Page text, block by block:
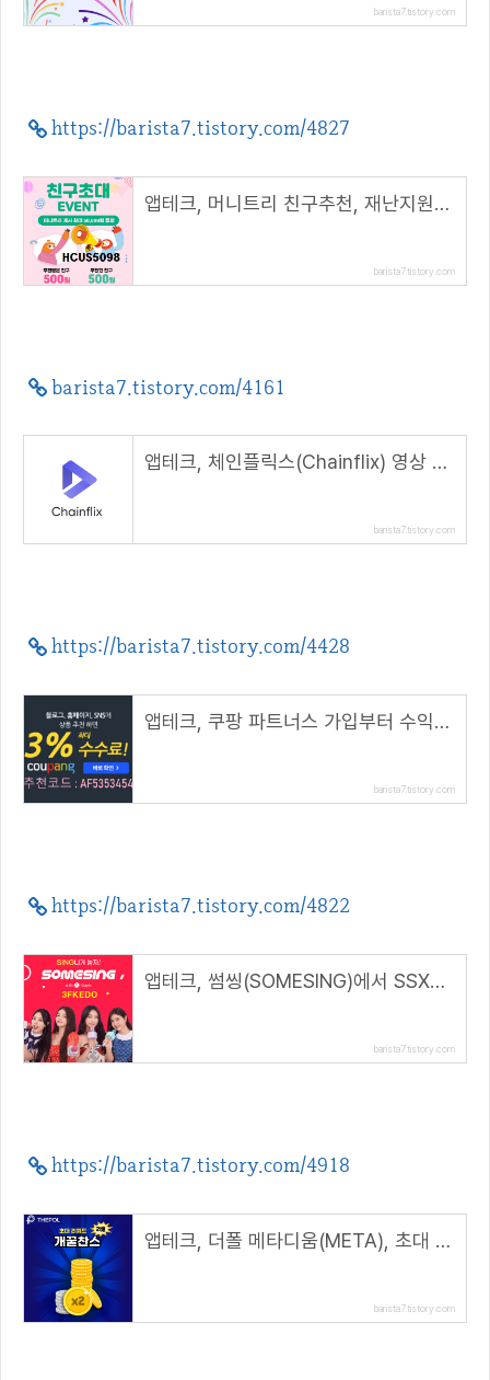
barista7.tistory.com
https://barista7.tistory.com/4827
앱테크, 머니트리 친구추천, 재난지원금 신청( 추천 코드 : HCUS5098 )
barista7.tistory.com
barista7.tistory.com/4161
앱테크, 체인플릭스(Chainflix) 영상 시청하면 CFX 코인 적립하자( 추천코드 : code21 )
barista7.tistory.com
https://barista7.tistory.com/4428
앱테크, 쿠팡 파트너스 가입부터 수익까지( 추천코드 : AF5353454 )
barista7.tistory.com
https://barista7.tistory.com/4822
앱테크, 썸씽(SOMESING)에서 SSX코인 받는 방법( 추천코드 : 3FKEDO )
barista7.tistory.com
https://barista7.tistory.com/4918
앱테크, 더폴 메타디움(META), 초대 리워드 2배 개꿀찬스
barista7.tistory.com